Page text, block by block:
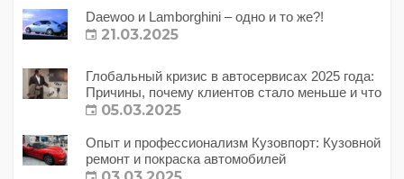
Daewoo и Lamborghini – одно и то же?!
21.03.2025
Глобальный кризис в автосервисах 2025 года:
Причины, почему клиентов стало меньше и что
с этим делать?
05.03.2025
Опыт и профессионализм Кузовпорт: Кузовной
ремонт и покраска автомобилей